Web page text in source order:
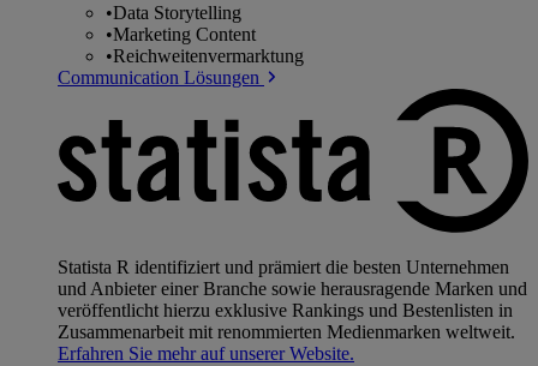
•Data Storytelling
•Marketing Content
•Reichweitenvermarktung
Communication Lösungen
Statista R identifiziert und prämiert die besten Unternehmen
und Anbieter einer Branche sowie herausragende Marken und
veröffentlicht hierzu exklusive Rankings und Bestenlisten in
Zusammenarbeit mit renommierten Medienmarken weltweit.
Erfahren Sie mehr auf unserer Website.